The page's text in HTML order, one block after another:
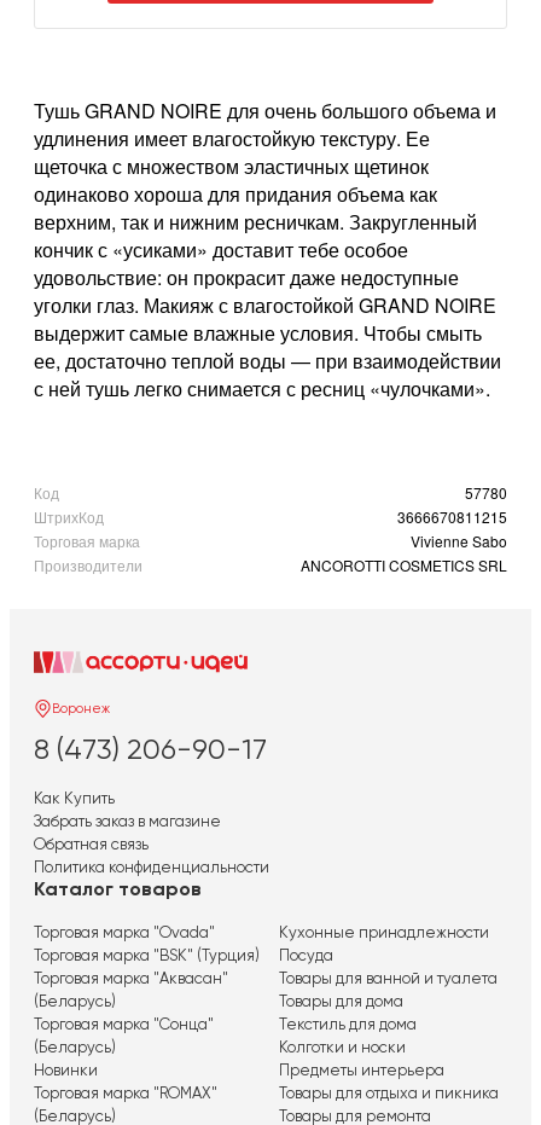
Тушь GRAND NOIRE для очень большого объема и
удлинения имеет влагостойкую текстуру. Ее
щеточка с множеством эластичных щетинок
одинаково хороша для придания объема как
верхним, так и нижним ресничкам. Закругленный
кончик с «усиками» доставит тебе особое
удовольствие: он прокрасит даже недоступные
уголки глаз. Макияж с влагостойкой GRAND NOIRE
выдержит самые влажные условия. Чтобы смыть
ее, достаточно теплой воды — при взаимодействии
с ней тушь легко снимается с ресниц «чулочками».
Код
57780
ШтрихКод
3666670811215
Торговая марка
Vivienne Sabo
Производители
ANCOROTTI COSMETICS SRL
Воронеж
8 (473) 206-90-17
Как Купить
Забрать заказ в магазине
Обратная связь
Политика конфиденциальности
Каталог товаров
Торговая марка "Ovada"
Торговая марка "BSK" (Турция)
Торговая марка "Аквасан"
(Беларусь)
Торговая марка "Сонца"
(Беларусь)
Новинки
Торговая марка "ROMAX"
(Беларусь)
Кухонные принадлежности
Посуда
Товары для ванной и туалета
Товары для дома
Текстиль для дома
Колготки и носки
Предметы интерьера
Товары для отдыха и пикника
Товары для ремонта